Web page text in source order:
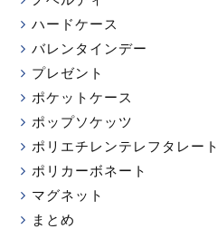
ハードケース
バレンタインデー
プレゼント
ポケットケース
ポップソケッツ
ポリエチレンテレフタレート
ポリカーボネート
マグネット
まとめ